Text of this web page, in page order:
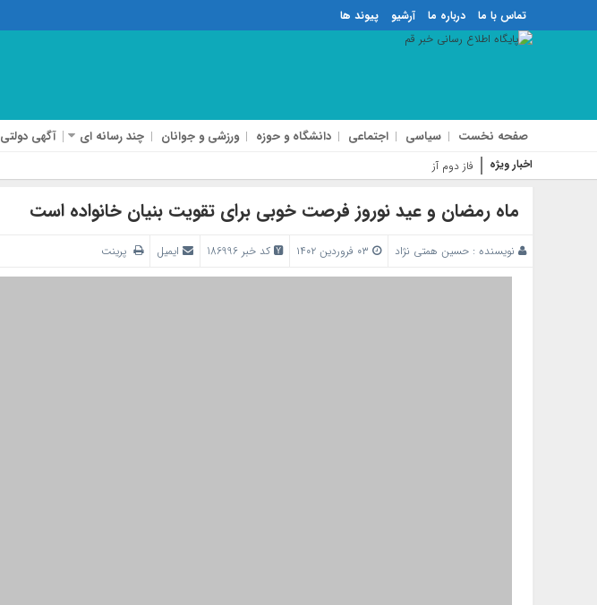
تماس با ما درباره ما آرشیو پیوند ها
صفحه نخست سیاسی اجتماعی دانشگاه و حوزه ورزشی و جوانان چند رسانه ای آگهی دولتی
اخبار ویژه فاز دوم آزادراه شهید سلیما
ماه رمضان و عید نوروز فرصت خوبی برای تقویت بنیان خانواده است
نویسنده : حسین همتی نژاد کد خبر 186996 ایمیل پرینت